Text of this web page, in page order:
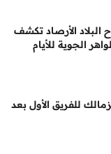
الأرصاد تكشف
الجوية للأيام
للفريق الأول بعد